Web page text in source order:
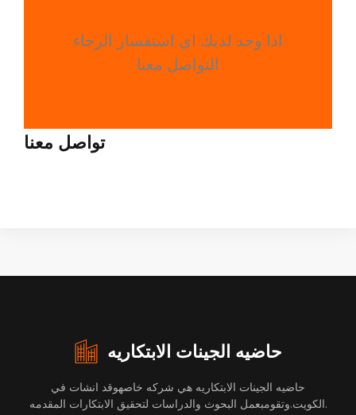
اذا وجد لديك اي استفسار الرجاء
التواصل معنا
تواصل معنا
حاضيه الجينات الابتكاريه
حاضيه الجينات الابتكاريه هي شركه خاصهوقد انشات في
الكويت.وتقومبعمل البحوث والدراسات لتحقيق الابتكارات المقدمه.